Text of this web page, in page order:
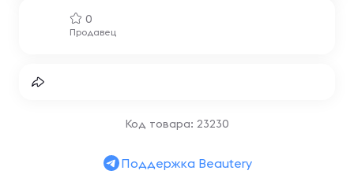
0
Продавец
Код товара: 23230
Поддержка Beautery